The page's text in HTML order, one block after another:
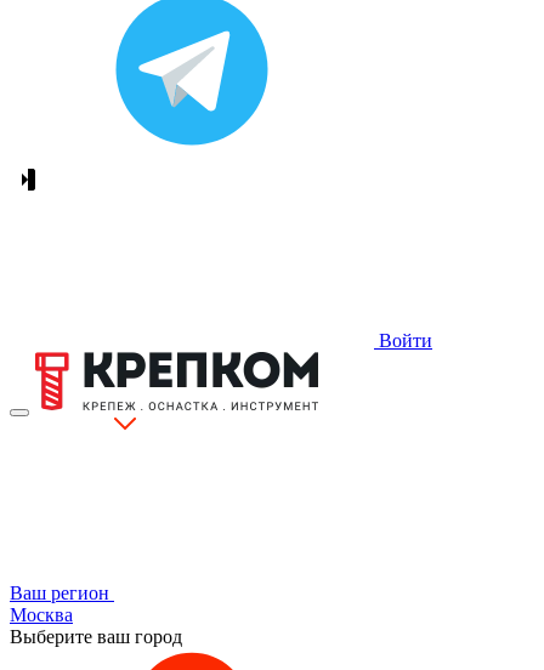
Войти
Ваш регион
Москва
Выберите ваш город